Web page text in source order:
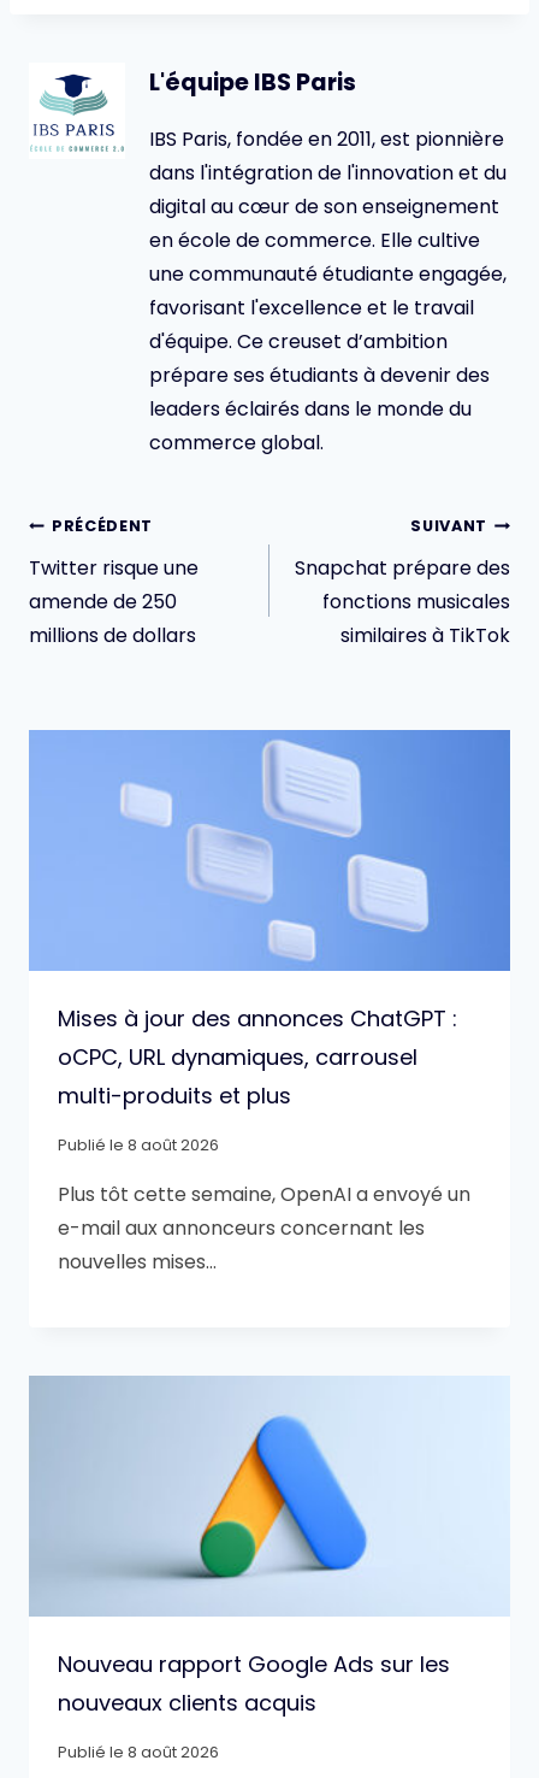
L'équipe IBS Paris
IBS Paris, fondée en 2011, est pionnière
dans l'intégration de l'innovation et du
digital au cœur de son enseignement
en école de commerce. Elle cultive
une communauté étudiante engagée,
favorisant l'excellence et le travail
d'équipe. Ce creuset d’ambition
prépare ses étudiants à devenir des
leaders éclairés dans le monde du
commerce global.
Navigation
de
l’article
PRÉCÉDENT
Twitter risque une
amende de 250
millions de dollars
SUIVANT
Snapchat prépare des
fonctions musicales
similaires à TikTok
Mises à jour des annonces ChatGPT :
oCPC, URL dynamiques, carrousel
multi-produits et plus
Publié le 8 août 2026
Plus tôt cette semaine, OpenAI a envoyé un
e-mail aux annonceurs concernant les
nouvelles mises…
Nouveau rapport Google Ads sur les
nouveaux clients acquis
Publié le 8 août 2026